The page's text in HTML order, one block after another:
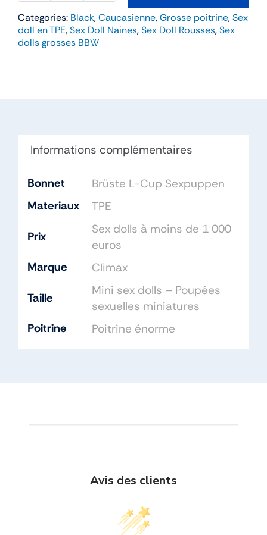
Susan
–
Categories: Black,Caucasienne,Grosse poitrine,Sex
doll en TPE,Sex Doll Naines,Sex Doll Rousses,Sex
dolls grosses BBW
Informations complémentaires
Bonnet
Brüste L-Cup Sexpuppen
Materiaux
TPE
Prix
Sex dolls à moins de 1 000
euros
Marque
Climax
Taille
Mini sex dolls – Poupées
sexuelles miniatures
Poitrine
Poitrine énorme
Avis des clients